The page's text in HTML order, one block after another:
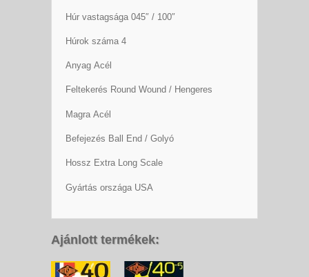
Húr vastagsága 045″ / 100″
Húrok száma 4
Anyag Acél
Feltekerés Round Wound / Hengeres
Magra Acél
Befejezés Ball End / Golyó
Hossz Extra Long Scale
Gyártás országa USA
Ajánlott termékek: